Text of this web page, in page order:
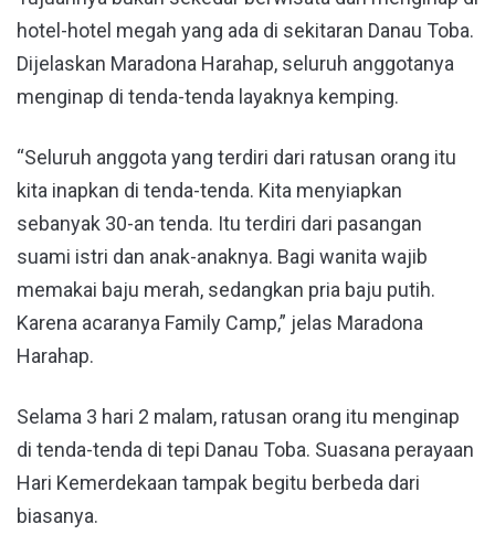
hotel-hotel megah yang ada di sekitaran Danau Toba.
Dijelaskan Maradona Harahap, seluruh anggotanya
menginap di tenda-tenda layaknya kemping.
“Seluruh anggota yang terdiri dari ratusan orang itu
kita inapkan di tenda-tenda. Kita menyiapkan
sebanyak 30-an tenda. Itu terdiri dari pasangan
suami istri dan anak-anaknya. Bagi wanita wajib
memakai baju merah, sedangkan pria baju putih.
Karena acaranya Family Camp,” jelas Maradona
Harahap.
Selama 3 hari 2 malam, ratusan orang itu menginap
di tenda-tenda di tepi Danau Toba. Suasana perayaan
Hari Kemerdekaan tampak begitu berbeda dari
biasanya.